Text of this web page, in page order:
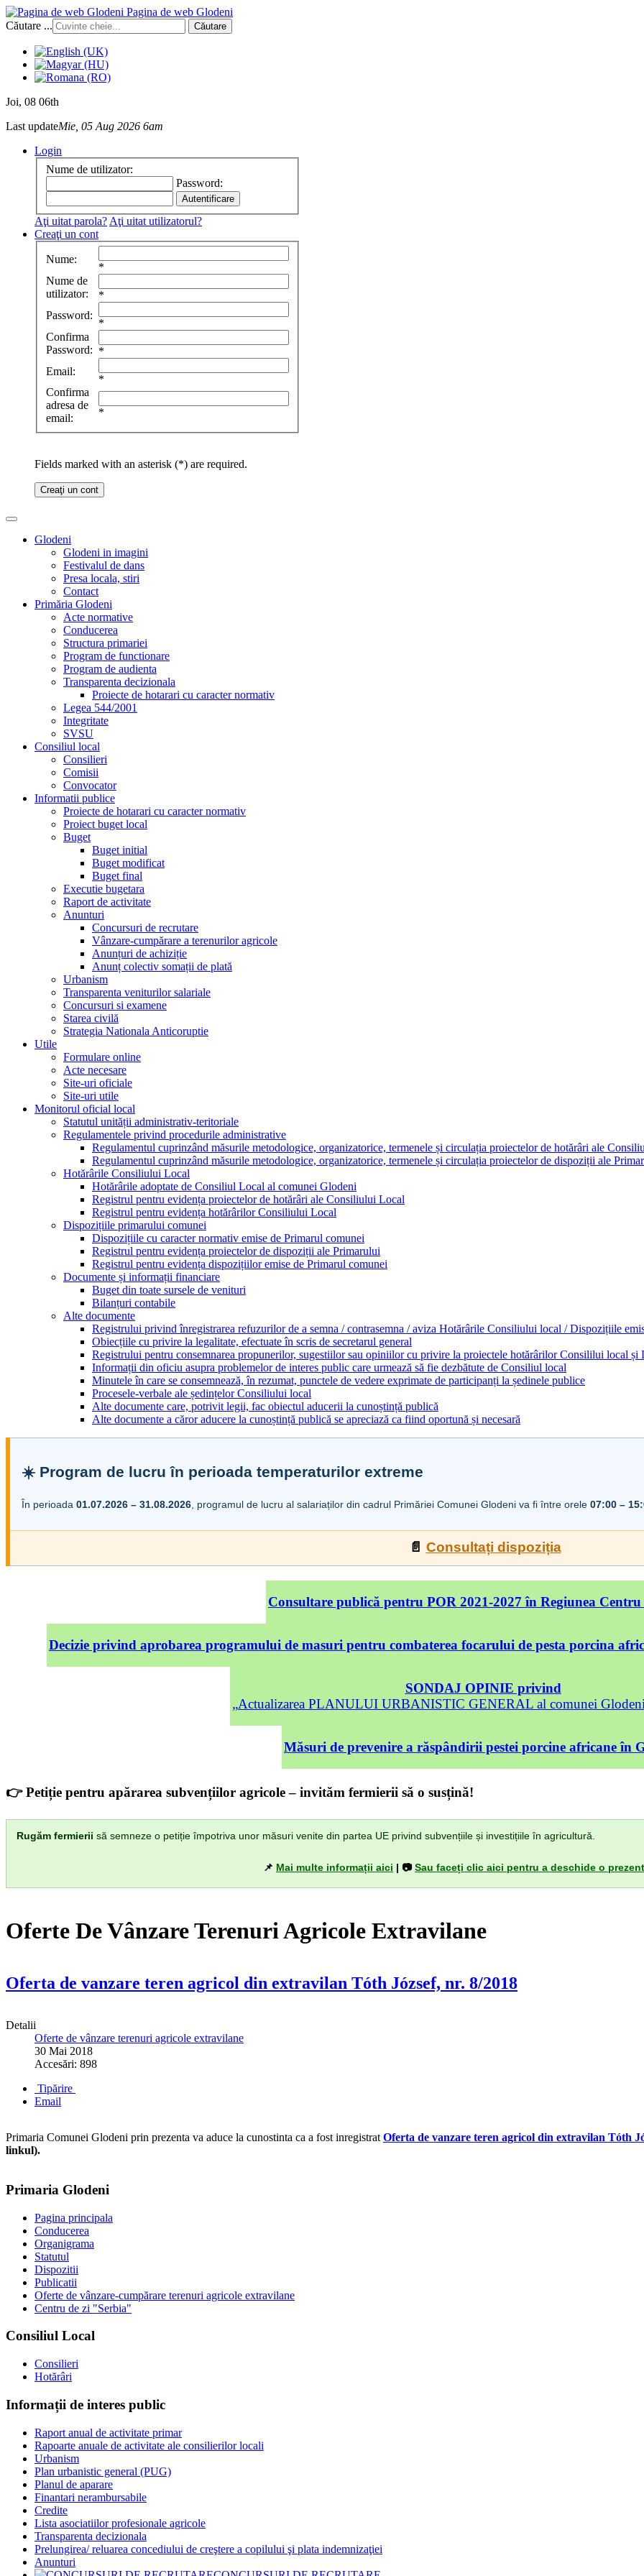
Pagina de web Glodeni
Căutare ...
Căutare
Joi, 08 06th
Last updateMie, 05 Aug 2026 6am
Login
Nume de utilizator:
Password:
Aţi uitat parola? Aţi uitat utilizatorul?
Creaţi un cont
Nume:
*
Nume de
utilizator:
*
Password:
*
Confirma
Password: *
Email:
*
Confirma
adresa de
email:
*
Fields marked with an asterisk (*) are required.
Creaţi un cont
Glodeni
Glodeni in imagini
Festivalul de dans
Presa locala, stiri
Contact
Primăria Glodeni
Acte normative
Conducerea
Structura primariei
Program de functionare
Program de audienta
Transparenta decizionala
Proiecte de hotarari cu caracter normativ
Legea 544/2001
Integritate
SVSU
Consiliul local
Consilieri
Comisii
Convocator
Informatii publice
Proiecte de hotarari cu caracter normativ
Proiect buget local
Buget
Buget initial
Buget modificat
Buget final
Executie bugetara
Raport de activitate
Anunturi
Concursuri de recrutare
Vânzare-cumpărare a terenurilor agricole
Anunțuri de achiziție
Anunț colectiv somații de plată
Urbanism
Transparenta veniturilor salariale
Concursuri si examene
Starea civilă
Strategia Nationala Anticoruptie
Utile
Formulare online
Acte necesare
Site-uri oficiale
Site-uri utile
Monitorul oficial local
Statutul unității administrativ-teritoriale
Regulamentele privind procedurile administrative
Regulamentul cuprinzând măsurile metodologice, organizatorice, termenele și circulația proiectelor de hotărâri ale
Regulamentul cuprinzând măsurile metodologice, organizatorice, termenele și circulația proiectelor de dispoziții ale
Hotărârile Consiliului Local
Hotărârile adoptate de Consiliul Local al comunei Glodeni
Registrul pentru evidența proiectelor de hotărâri ale Consiliului Local
Registrul pentru evidența hotărârilor Consiliului Local
Dispozițiile primarului comunei
Dispozițiile cu caracter normativ emise de Primarul comunei
Registrul pentru evidența proiectelor de dispoziții ale Primarului
Registrul pentru evidența dispozițiilor emise de Primarul comunei
Documente și informații financiare
Buget din toate sursele de venituri
Bilanțuri contabile
Alte documente
Registrului privind înregistrarea refuzurilor de a semna / contrasemna / aviza Hotărârile Consiliului local / Dispozițiile
Obiecțiile cu privire la legalitate, efectuate în scris de secretarul general
Registrului pentru consemnarea propunerilor, sugestiilor sau opiniilor cu privire la proiectele hotărârilor Consililui local
Informații din oficiu asupra problemelor de interes public care urmează să fie dezbătute de Consiliul local
Minutele în care se consemnează, în rezumat, punctele de vedere exprimate de participanți la ședinele publice
Procesele-verbale ale ședințelor Consiliului local
Alte documente care, potrivit legii, fac obiectul aducerii la cunoștință publică
Alte documente a căror aducere la cunoștință publică se apreciază ca fiind oportună și necesară
☀️ Program de lucru în perioada temperaturilor extreme
În perioada 01.07.2026 – 31.08.2026 , programul de lucru al salariaților din cadrul Primăriei Comunei Glodeni va fi între orele 07:00 –
📄 Consultați dispoziția
Consultare publică pentru POR 2021-2027 în Regiunea
Decizie privind aprobarea programului de masuri pentru combaterea focarului de pesta porcina
SONDAJ OPINIE privind
„Actualizarea PLANULUI URBANISTIC GENERAL al comunei
Măsuri de prevenire a răspândirii pestei porcine africane în
👉 Petiție pentru apărarea subvențiilor agricole – invităm fermierii să o susțină!
Rugăm fermierii să semneze o petiție împotriva unor măsuri venite din partea UE privind subvențiile și investițiile în agricultură.
📌 Mai multe informații aici | 📷Sau faceți clic aici pentru a deschide o
Oferte De Vânzare Terenuri Agricole Extravilane
Oferta de vanzare teren agricol din extravilan Tóth József, nr. 8/2018
Detalii
Oferte de vânzare terenuri agricole extravilane
30 Mai 2018
Accesări: 898
Tipărire
Email
Primaria Comunei Glodeni prin prezenta va aduce la cunostinta ca a fost inregistrat Oferta de vanzare teren agricol din extravilan Tóth
linkul).
Primaria Glodeni
Pagina principala
Conducerea
Organigrama
Statutul
Dispozitii
Publicatii
Oferte de vânzare-cumpărare terenuri agricole extravilane
Centru de zi "Serbia"
Consiliul Local
Consilieri
Hotărâri
Informații de interes public
Raport anual de activitate primar
Rapoarte anuale de activitate ale consilierilor locali
Urbanism
Plan urbanistic general (PUG)
Planul de aparare
Finantari nerambursabile
Credite
Lista asociatiilor profesionale agricole
Transparenta decizionala
Prelungirea/ reluarea concediului de creştere a copilului şi plata indemnizaţiei
Anunturi